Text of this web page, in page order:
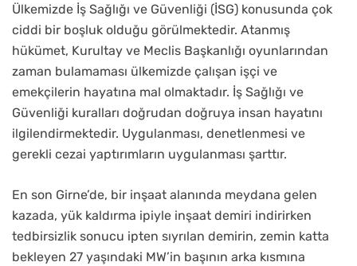
Ülkemizde İş Sağlığı ve Güvenliği (İSG) konusunda çok
ciddi bir boşluk olduğu görülmektedir. Atanmış
hükümet, Kurultay ve Meclis Başkanlığı oyunlarından
zaman bulamaması ülkemizde çalışan işçi ve
emekçilerin hayatına mal olmaktadır. İş Sağlığı ve
Güvenliği kuralları doğrudan doğruya insan hayatını
ilgilendirmektedir. Uygulanması, denetlenmesi ve
gerekli cezai yaptırımların uygulanması şarttır.
En son Girne’de, bir inşaat alanında meydana gelen
kazada, yük kaldırma ipiyle inşaat demiri indirirken
tedbirsizlik sonucu ipten sıyrılan demirin, zemin katta
bekleyen 27 yaşındaki MW’in başının arka kısmına